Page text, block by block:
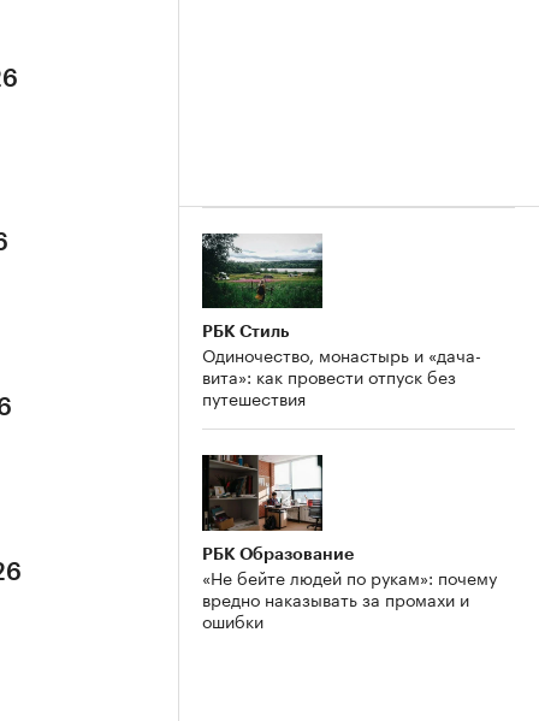
РБК Стиль
Одиночество, монастырь и «дача-
вита»: как провести отпуск без
путешествия
РБК Образование
«Не бейте людей по рукам»: почему
вредно наказывать за промахи и
ошибки